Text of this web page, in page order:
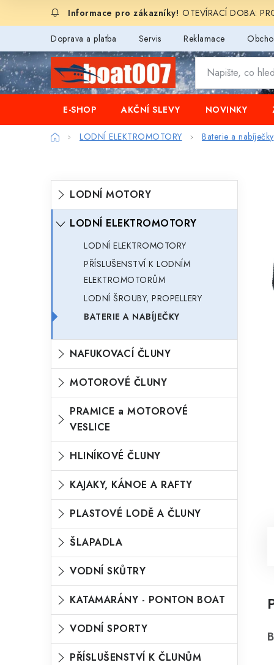
OTEVÍRACÍ DOBA:
Doprava a platba Servis Reklamace
E-SHOP AKČNÍ SLEVY NOVINKY
DomůLODNÍ ELEKTROMOTORY Baterie a nabíječky
P
o
s
n
í
p
a
n
e
Přeskočit
kategorie
K
a
t
r
e
LODNÍ MOTORY
LODNÍ ELEKTROMOTORY
LODNÍ ELEKTROMOTORY
PŘÍSLUŠENSTVÍ K LODNÍM
ELEKTROMOTORŮM
LODNÍ ŠROUBY, PROPELLERY
BATERIE A NABÍJEČKY
NAFUKOVACÍ ČLUNY
MOTOROVÉ ČLUNY
PRAMICE a MOTOROVÉ
VESLICE
HLINÍKOVÉ ČLUNY
KAJAKY, KÁNOE A RAFTY
PLASTOVÉ LODĚ A ČLUNY
ŠLAPADLA
VODNÍ SKŮTRY
KATAMARÁNY - PONTON BOAT
VODNÍ SPORTY
PŘÍSLUŠENSTVÍ K ČLUNŮM